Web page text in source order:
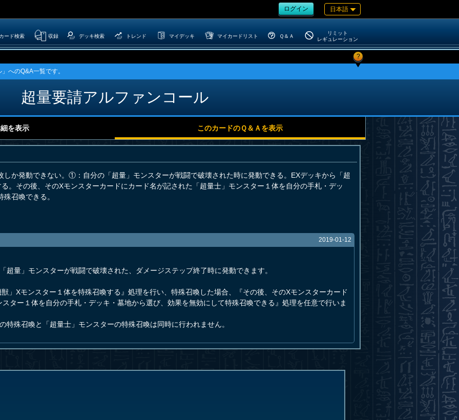
ログイン 日本語
ード検索 収録 デッキ検索 トレンド マイデッキ マイカードリスト Ｑ＆Ａ
リミット
レギュレーション
?
へのQ&A一覧です。
超量要請アルファンコール
を表示 このカードのＱ＆Ａを表示
しか発動できない。①：自分の「超量」モンスターが戦闘で破壊された時に発動できる。EXデッキから「超
。その後、そのXモンスターカードにカード名が記された「超量士」モンスター１体を自分の手札・デッ
召喚できる。
2019-01-12
超量」モンスターが戦闘で破壊された、ダメージステップ終了時に発動できます。
」Xモンスター１体を特殊召喚する』処理を行い、特殊召喚した場合、『その後、そのXモンスターカード
ター１体を自分の手札・デッキ・墓地から選び、効果を無効にして特殊召喚できる』処理を任意で行いま
特殊召喚と「超量士」モンスターの特殊召喚は同時に行われません。